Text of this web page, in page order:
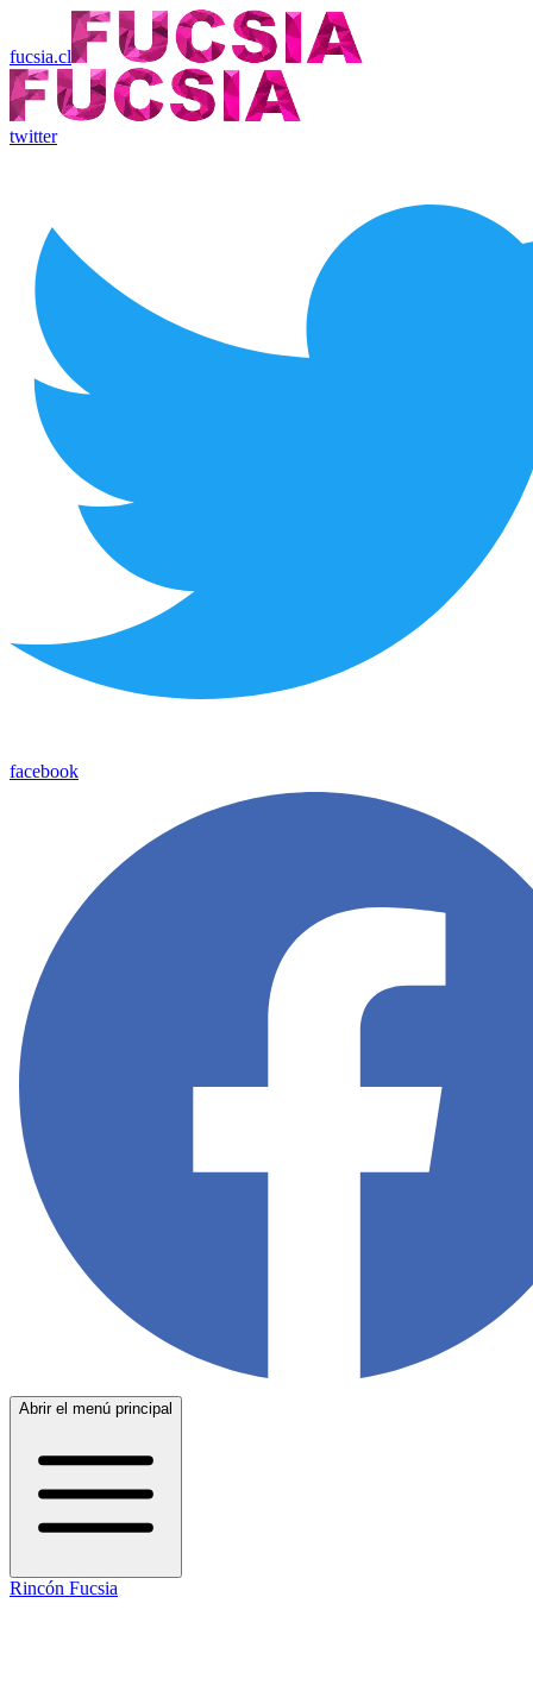
fucsia.cl
twitter
facebook
Abrir el menú principal
Rincón Fucsia